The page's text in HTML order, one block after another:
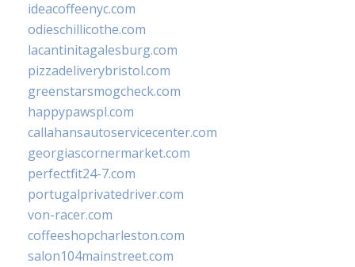
ideacoffeenyc.com
odieschillicothe.com
lacantinitagalesburg.com
pizzadeliverybristol.com
greenstarsmogcheck.com
happypawspl.com
callahansautoservicecenter.com
georgiascornermarket.com
perfectfit24-7.com
portugalprivatedriver.com
von-racer.com
coffeeshopcharleston.com
salon104mainstreet.com